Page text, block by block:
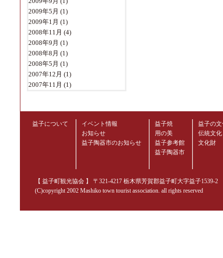
2009年5月 (1)
2009年1月 (1)
2008年11月 (4)
2008年9月 (1)
2008年8月 (1)
2008年5月 (1)
2007年12月 (1)
2007年11月 (1)
益子について
イベント情報
お知らせ
益子陶器市のお知らせ
益子焼
用の美
益子参考館
益子陶器市
益子の
伝統文化
文化財
【 益子町観光協会 】 〒321-4217 栃木県芳賀郡益子町大字益子1539-
(C)copyright 2002 Mashiko town tourist association. all rights reserved